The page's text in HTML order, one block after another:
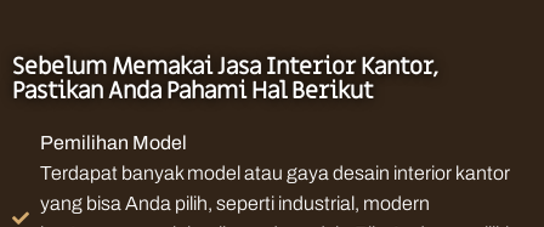
Sebelum Memakai Jasa Interior Kantor,
Pastikan Anda Pahami Hal Berikut
Pemilihan Model
Terdapat banyak model atau gaya desain interior kantor
yang bisa Anda pilih, seperti industrial, modern